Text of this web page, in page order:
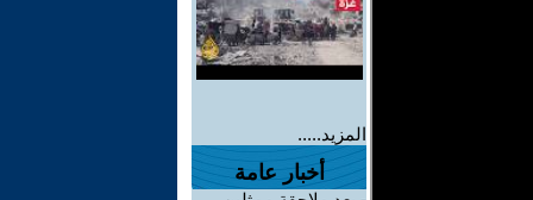
المزيد.....
أخبار عامة